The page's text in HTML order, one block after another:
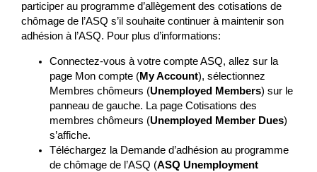
participer au programme d’allègement des cotisations de
chômage de l’ASQ s’il souhaite continuer à maintenir son
adhésion à l’ASQ. Pour plus d’informations:
Connectez-vous à votre compte ASQ, allez sur la
page Mon compte (My Account), sélectionnez
Membres chômeurs (Unemployed Members) sur le
panneau de gauche. La page Cotisations des
membres chômeurs (Unemployed Member Dues)
s’affiche.
Téléchargez la Demande d’adhésion au programme
de chômage de l’ASQ (ASQ Unemployment